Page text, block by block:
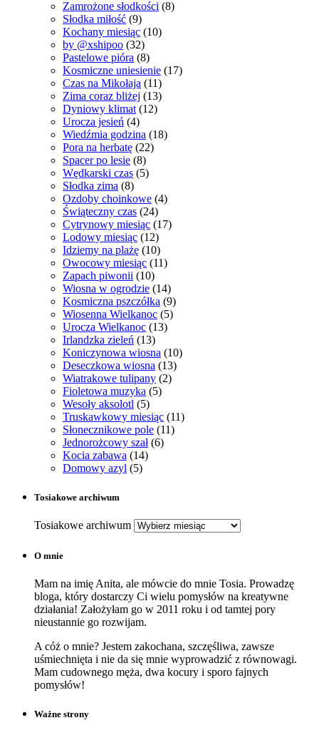
Zamrożone słodkości (8)
Słodka miłość (9)
Kochany miesiąc (10)
by @xshipoo (32)
Pastelowe pióra (8)
Kosmiczne uniesienie (17)
Czas na Mikołaja (11)
Zima coraz bliżej (13)
Dyniowy klimat (12)
Urocza jesień (4)
Wiedźmia godzina (18)
Pora na herbatę (22)
Spacer po lesie (8)
Wędkarski czas (5)
Słodka zima (8)
Ozdoby choinkowe (4)
Świąteczny czas (24)
Cytrynowy miesiąc (17)
Lodowy miesiąc (12)
Idziemy na plażę (10)
Owocowy miesiąc (11)
Zapach piwonii (10)
Wiosna w ogrodzie (14)
Kosmiczna pszczółka (9)
Wiosenna Wielkanoc (5)
Urocza Wielkanoc (13)
Irlandzka zieleń (13)
Koniczynowa wiosna (10)
Deseczkowa wiosna (13)
Wiatrakowe tulipany (2)
Fioletowa muzyka (5)
Wesoły aksolotl (5)
Truskawkowy miesiąc (11)
Słonecznikowe pole (11)
Jednorożcowy szał (6)
Kocia zabawa (14)
Domowy azyl (5)
Tosiakowe archiwum
Tosiakowe archiwum
O mnie
Mam na imię Anita, ale mówcie do mnie Tosia. Prowadzę
bloga, który dostarczy Ci wielu pomysłów na kreatywne
działania! Założyłam go w 2011 roku i od tamtej pory
nieustannie go rozwijam.
A cóż o mnie? Jestem zakochana, szczęśliwa, zawsze
uśmiechnięta i nie da się mnie wyprowadzić z równowagi.
Mam cudownego męża, dwa kocury i sporo fajnych
pomysłów!
Ważne strony